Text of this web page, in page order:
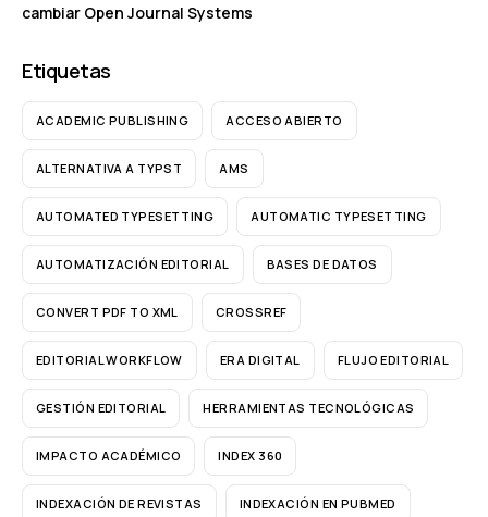
cambiar Open Journal Systems
Etiquetas
ACADEMIC PUBLISHING ACCESO ABIERTO
ALTERNATIVA A TYPST AMS
AUTOMATED TYPESETTING AUTOMATIC TYPESETTING
AUTOMATIZACIÓN EDITORIAL BASES DE DATOS
CONVERT PDF TO XML CROSSREF
EDITORIAL WORKFLOW ERA DIGITAL FLUJO EDITORIAL
GESTIÓN EDITORIAL HERRAMIENTAS TECNOLÓGICAS
IMPACTO ACADÉMICO INDEX 360
INDEXACIÓN DE REVISTAS INDEXACIÓN EN PUBMED